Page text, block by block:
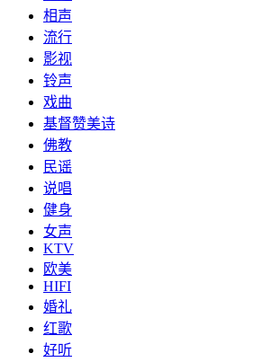
相声
流行
影视
铃声
戏曲
基督赞美诗
佛教
民谣
说唱
健身
女声
KTV
欧美
HIFI
婚礼
红歌
好听